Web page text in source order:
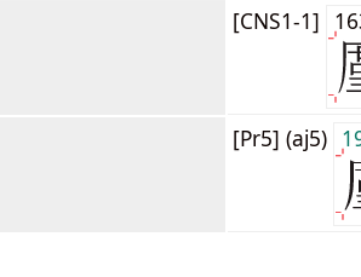
[CNS1-1]
[Pr5] (aj5)